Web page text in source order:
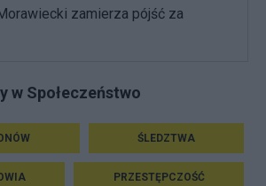
zamierza pójść za
w Społeczeństwo
ŚLEDZTWA
PRZESTĘPCZOŚĆ